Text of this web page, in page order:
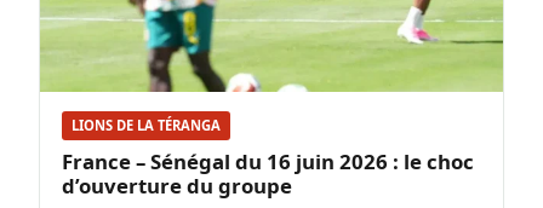
LIONS DE LA TÉRANGA
France – Sénégal du 16 juin 2026 : le choc
d’ouverture du groupe